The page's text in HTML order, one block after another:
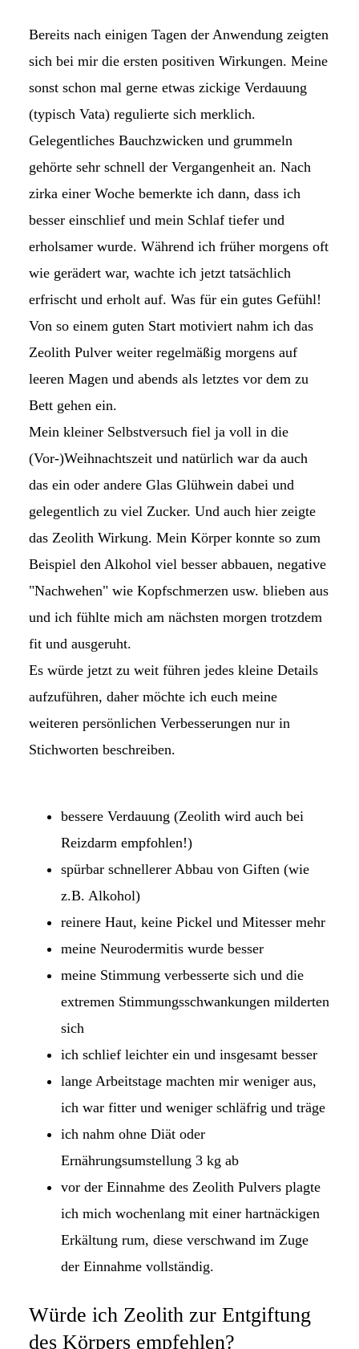
Bereits nach einigen Tagen der Anwendung zeigten
sich bei mir die ersten positiven Wirkungen. Meine
sonst schon mal gerne etwas zickige Verdauung
(typisch Vata) regulierte sich merklich.
Gelegentliches Bauchzwicken und grummeln
gehörte sehr schnell der Vergangenheit an. Nach
zirka einer Woche bemerkte ich dann, dass ich
besser einschlief und mein Schlaf tiefer und
erholsamer wurde. Während ich früher morgens oft
wie gerädert war, wachte ich jetzt tatsächlich
erfrischt und erholt auf. Was für ein gutes Gefühl!
Von so einem guten Start motiviert nahm ich das
Zeolith Pulver weiter regelmäßig morgens auf
leeren Magen und abends als letztes vor dem zu
Bett gehen ein.
Mein kleiner Selbstversuch fiel ja voll in die
(Vor-)Weihnachtszeit und natürlich war da auch
das ein oder andere Glas Glühwein dabei und
gelegentlich zu viel Zucker. Und auch hier zeigte
das Zeolith Wirkung. Mein Körper konnte so zum
Beispiel den Alkohol viel besser abbauen, negative
"Nachwehen" wie Kopfschmerzen usw. blieben aus
und ich fühlte mich am nächsten morgen trotzdem
fit und ausgeruht.
Es würde jetzt zu weit führen jedes kleine Details
aufzuführen, daher möchte ich euch meine
weiteren persönlichen Verbesserungen nur in
Stichworten beschreiben.
bessere Verdauung (Zeolith wird auch bei
Reizdarm empfohlen!)
spürbar schnellerer Abbau von Giften (wie
z.B. Alkohol)
reinere Haut, keine Pickel und Mitesser mehr
meine Neurodermitis wurde besser
meine Stimmung verbesserte sich und die
extremen Stimmungsschwankungen milderten
sich
ich schlief leichter ein und insgesamt besser
lange Arbeitstage machten mir weniger aus,
ich war fitter und weniger schläfrig und träge
ich nahm ohne Diät oder
Ernährungsumstellung 3 kg ab
vor der Einnahme des Zeolith Pulvers plagte
ich mich wochenlang mit einer hartnäckigen
Erkältung rum, diese verschwand im Zuge
der Einnahme vollständig.
Würde ich Zeolith zur Entgiftung
des Körpers empfehlen?